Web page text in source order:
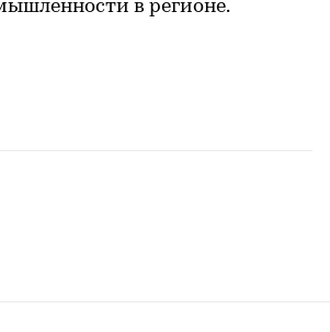
в регионе.